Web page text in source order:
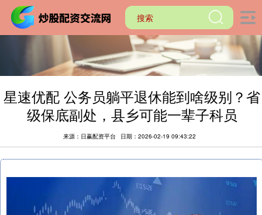
星速优配 公务员躺平退休能到啥级别？省
级保底副处，县乡可能一辈子科员
来源：日赢配资平台 日期：2026-02-19 09:43:22